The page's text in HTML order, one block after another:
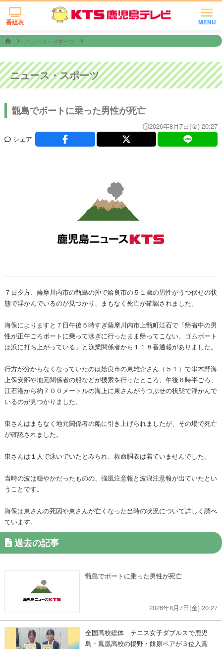
MENU
番組表
ニュース・スポーツ
ニュース・スポーツ
甑島でボートに乗った男性が死亡
2026年8月7日(金) 20:27
シェア
７日夕方、薩摩川内市の甑島の沖で姶良市の５１歳の男性がうつ伏せの状
態で浮かんでいるのが見つかり、まもなく死亡が確認されました。
海保によりますと７日午後５時すぎ薩摩川内市上甑町江石で「帰省中の男
性が正午ごろボートに乗って泳ぎに行ったまま帰ってこない。ゴムボート
は浜に打ち上がっている」と漁業関係者から１１８番通報がありました。
行方が分からなくなっていたのは姶良市の東雄介さん（５１）で串木野海
上保安部や地元関係者の船などが捜索を行ったところ、午後６時半ごろ、
江石港から約７００メートルの海上に東さんがうつぶせの状態で浮かんで
いるのが見つかりました。
東さんはまもなく地元関係者の船に引き上げられましたが、その場で死亡
が確認されました。
東さんは１人で泳いでいたとみられ、救命胴衣は着ていませんでした。
当時の波は穏やかだったものの、強風注意報と波浪注意報が出ていたとい
うことです。
海保は東さんの死因や東さんが亡くなった当時の状況について詳しく調べ
ています。
過去の記事
甑島でボートに乗った男性が死亡
2026年8月7日(金) 20:27
全国高校総体 テニス女子ダブルスで鹿児
島・鳳凰高校の揚野・餅原ペアが３位入賞